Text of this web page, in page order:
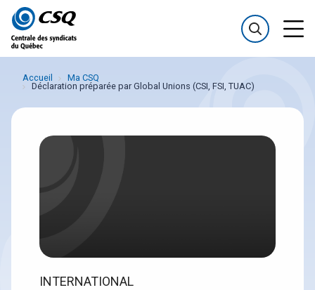
Passer
au
menu
Passer
au
contenu
Accueil
Ma CSQ
Déclaration préparée par Global Unions (CSI, FSI, TUAC)
INTERNATIONAL